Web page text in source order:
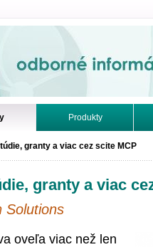
informácie. Online.
Produkty
granty a viac cez scite MCP
granty a viac
Solutions
oveľa viac než len